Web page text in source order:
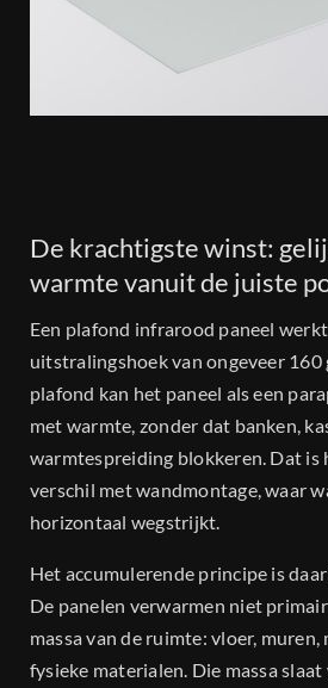
De krachtigste winst:
warmte vanuit de juiste
Een plafond infrarood paneel
uitstralingshoek van ongeveer 160
plafond kan het paneel als een
met warmte, zonder dat banken,
warmtespreiding blokkeren. Dat is
verschil met wandmontage, waar
horizontaal wegstrijkt.
Het accumulerende principe is
De panelen verwarmen niet
massa van de ruimte: vloer, muren,
fysieke materialen. Die massa